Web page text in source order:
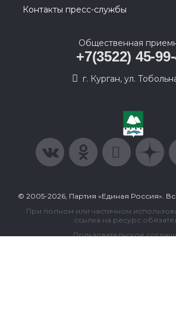
Контакты пресс-службы
Общественная
+7(3522) 45-
г. Курган, ул.
© 2005-2026, Партия «Единая Россия».
При полном или частичном
ссылка на ресурс
Пользовательское